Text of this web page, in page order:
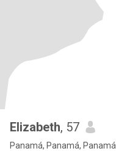
Elizabeth, 57
Panamá, Panamá, Panamá